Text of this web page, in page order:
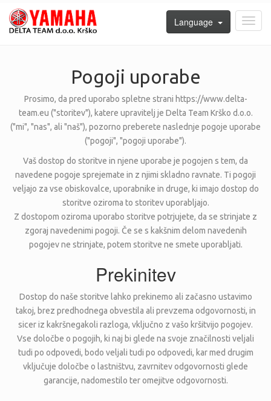
Language
Pogoji uporabe
Prosimo, da pred uporabo spletne strani https://www.delta-
team.eu ("storitev"), katere upravitelj je Delta Team Krško d.o.o.
("mi", "nas", ali "naš"), pozorno preberete naslednje pogoje uporabe
("pogoji", "pogoji uporabe").
Vaš dostop do storitve in njene uporabe je pogojen s tem, da
navedene pogoje sprejemate in z njimi skladno ravnate. Ti pogoji
veljajo za vse obiskovalce, uporabnike in druge, ki imajo dostop do
storitve oziroma to storitev uporabljajo.
Z dostopom oziroma uporabo storitve potrjujete, da se strinjate z
zgoraj navedenimi pogoji. Če se s kakšnim delom navedenih
pogojev ne strinjate, potem storitve ne smete uporabljati.
Prekinitev
Dostop do naše storitve lahko prekinemo ali začasno ustavimo
takoj, brez predhodnega obvestila ali prevzema odgovornosti, in
sicer iz kakršnegakoli razloga, vključno z vašo kršitvijo pogojev.
Vse določbe o pogojih, ki naj bi glede na svoje značilnosti veljali
tudi po odpovedi, bodo veljali tudi po odpovedi, kar med drugim
vključuje določbe o lastništvu, zavrnitev odgovornosti glede
garancije, nadomestilo ter omejitve odgovornosti.